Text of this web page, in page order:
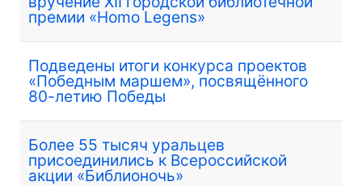
премии «Homo Legens»
Подведены итоги конкурса проектов
«Победным маршем», посвящённого
80-летию Победы
Более 55 тысяч уральцев
присоединились к Всероссийской
акции «Библионочь»